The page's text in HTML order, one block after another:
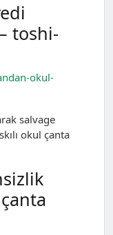
toshi-
okul-
salvage
okul çanta